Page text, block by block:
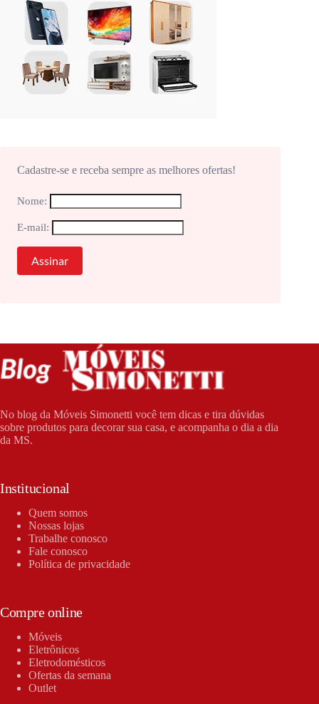
Cadastre-se e receba sempre as melhores ofertas!
Nome:
E-mail:
No blog da Móveis Simonetti você tem dicas e tira dúvidas
sobre produtos para decorar sua casa, e acompanha o dia a dia
da MS.
Institucional
Quem somos
Nossas lojas
Trabalhe conosco
Fale conosco
Política de privacidade
Compre online
Móveis
Eletrônicos
Eletrodomésticos
Ofertas da semana
Outlet